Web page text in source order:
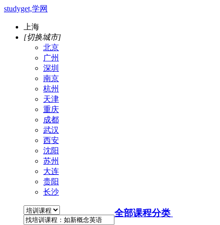
studyget,学网
上海
[切换城市]
北京
广州
深圳
南京
杭州
天津
重庆
成都
武汉
西安
沈阳
苏州
大连
贵阳
长沙
全部课程分类